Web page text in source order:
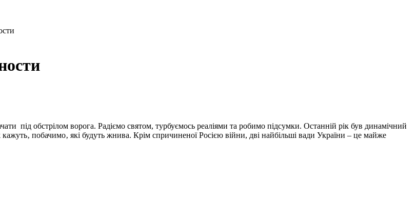
під обстрілом ворога. Радіємо святом, турбуємось реаліями та робимо підсумки. Останній рік був динамічний
кажуть‚ побачимо‚ які будуть жнива. Крім спричиненої Росією війни, дві найбільші вади України – це майже